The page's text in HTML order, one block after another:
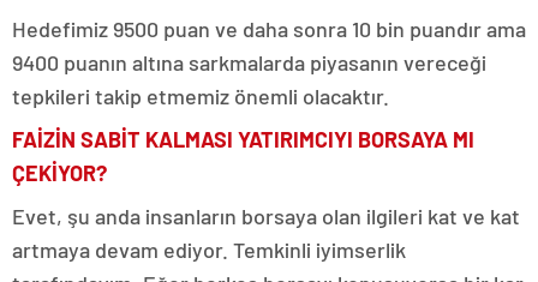
Hedefimiz 9500 puan ve daha sonra 10 bin puandır ama
9400 puanın altına sarkmalarda piyasanın vereceği
tepkileri takip etmemiz önemli olacaktır.
FAİZİN SABİT KALMASI YATIRIMCIYI BORSAYA MI
ÇEKİYOR?
Evet, şu anda insanların borsaya olan ilgileri kat ve kat
artmaya devam ediyor. Temkinli iyimserlik